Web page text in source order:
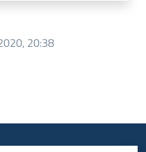
20:38